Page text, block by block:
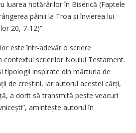
luarea hotărârilor în Biserică (Faptele
pâinii la Troa și învierea lui
20, 7-12)”.
este într-adevăr o scriere
contextul scrierilor Noului Testament.
tipologii inspirate din mărturia de
de creștini, iar autorul acestei cărți,
a dorit să transmită peste veacuri
amintește autorul în